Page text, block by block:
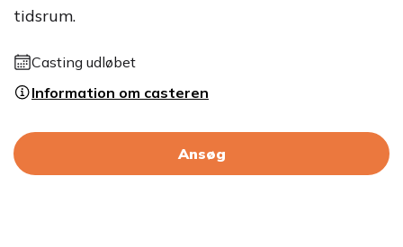
tidsrum.
Casting udløbet
Information om casteren
Ansøg